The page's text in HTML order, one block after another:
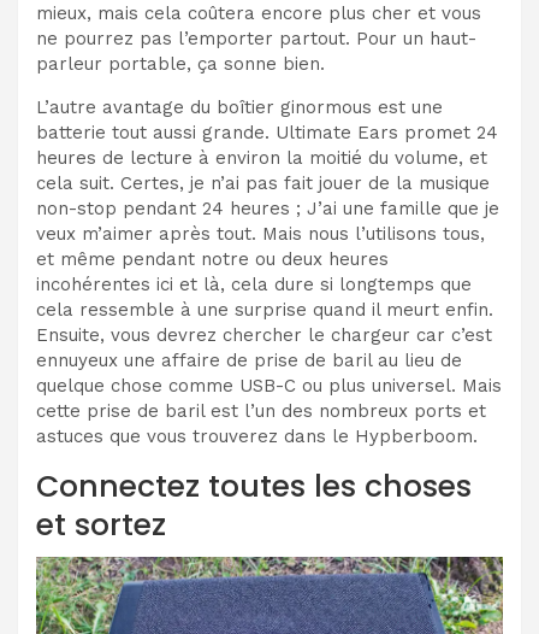
mieux, mais cela coûtera encore plus cher et vous
ne pourrez pas l’emporter partout. Pour un haut-
parleur portable, ça sonne bien.
L’autre avantage du boîtier ginormous est une
batterie tout aussi grande. Ultimate Ears promet 24
heures de lecture à environ la moitié du volume, et
cela suit. Certes, je n’ai pas fait jouer de la musique
non-stop pendant 24 heures ; J’ai une famille que je
veux m’aimer après tout. Mais nous l’utilisons tous,
et même pendant notre ou deux heures
incohérentes ici et là, cela dure si longtemps que
cela ressemble à une surprise quand il meurt enfin.
Ensuite, vous devrez chercher le chargeur car c’est
ennuyeux une affaire de prise de baril au lieu de
quelque chose comme USB-C ou plus universel. Mais
cette prise de baril est l’un des nombreux ports et
astuces que vous trouverez dans le Hypberboom.
Connectez toutes les choses
et sortez